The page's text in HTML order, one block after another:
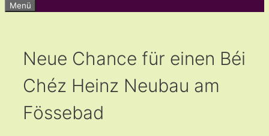
Menü
Neue Chance für einen Béi
Chéz Heinz Neubau am
Fössebad